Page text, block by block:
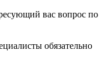
вас вопрос по
обязательно